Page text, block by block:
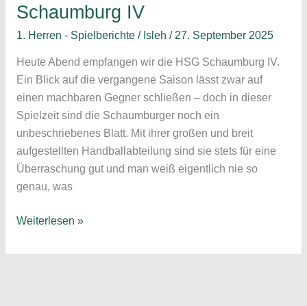
Schaumburg IV
1. Herren - Spielberichte/ Isleh / 27. September 2025
Heute Abend empfangen wir die HSG Schaumburg IV.
Ein Blick auf die vergangene Saison lässt zwar auf
einen machbaren Gegner schließen – doch in dieser
Spielzeit sind die Schaumburger noch ein
unbeschriebenes Blatt. Mit ihrer großen und breit
aufgestellten Handballabteilung sind sie stets für eine
Überraschung gut und man weiß eigentlich nie so
genau, was
Heimspiel
Sahlkamp;
Weiterlesen »